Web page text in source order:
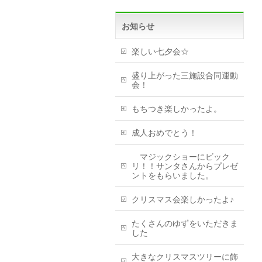
お知らせ
楽しい七夕会☆
盛り上がった三施設合同運動
会！
もちつき楽しかったよ。
成人おめでとう！
マジックショーにビック
リ！！サンタさんからプレゼ
ントをもらいました。
クリスマス会楽しかったよ♪
たくさんのゆずをいただきま
した
大きなクリスマスツリーに飾